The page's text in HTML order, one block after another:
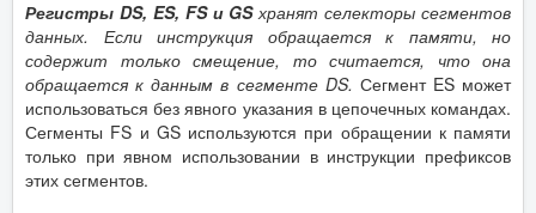
Регистры DS, ES, FS и GSхранят селекторы сегментов
данных. Если инструкция обращается к памяти, но
содержит только смещение, то считается, что она
обращается к данным в сегменте DS. Сегмент ES может
использоваться без явного указания в цепочечных командах.
Сегменты FS и GS используются при обращении к памяти
только при явном использовании в инструкции префиксов
этих сегментов.